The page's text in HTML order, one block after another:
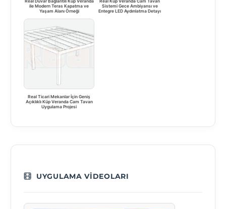
Real Duvar Bağlantılı Küp Veranda
ile Modern Teras Kapatma ve
Yaşam Alanı Örneği
Real Küp Veranda Cam Tavan
Sistemi Gece Ambiyansı ve
Entegre LED Aydınlatma Detayı
Real Ticari Mekanlar İçin Geniş
Açıklıklı Küp Veranda Cam Tavan
Uygulama Projesi
UYGULAMA VIDEOLARI